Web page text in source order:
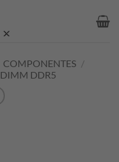
COMPONENTES /
DIMM DDR5